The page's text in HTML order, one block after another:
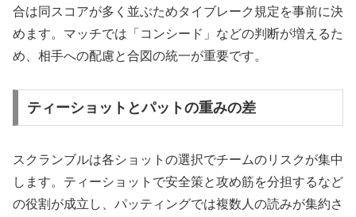
合は同スコアが多く並ぶためタイブレーク規定を事前に決
めます。マッチでは「コンシード」などの判断が増えるた
め、相手への配慮と合図の統一が重要です。
ティーショットとパットの重みの差
スクランブルは各ショットの選択でチームのリスクが集中
します。ティーショットで安全策と攻め筋を分担するなど
の役割が成立し、パッティングでは複数人の読みが集約さ